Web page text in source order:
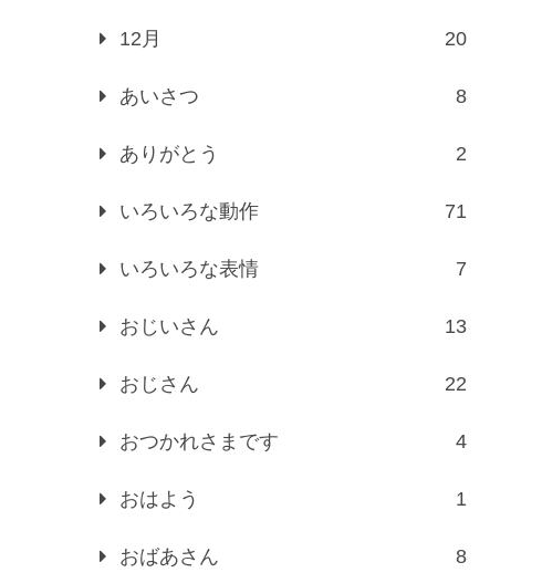
12月 20
あいさつ 8
ありがとう 2
いろいろな動作 71
いろいろな表情 7
おじいさん 13
おじさん 22
おつかれさまです 4
おはよう 1
おばあさん 8